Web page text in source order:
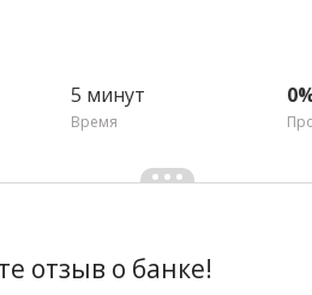
5 минут
Время
отзыв о банке!